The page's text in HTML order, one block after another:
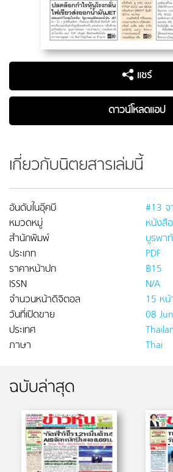
แชร์
ดาวน์โหลดแอป
เกี่ยวกับนิตยสารเล่มนี้
อันดับในอุ๊คบี
#13
หมวดหมู่
หนังสื
สำนักพิมพ์
บูรพา
ประเภท
PDF
ราคาหน้าปก
฿15
ISSN
N/A
จำนวนหน้าดิจิตอล
15 หน้
วันที่เปิดขาย
08
ประเทศ
ภาษา
Thai
ฉบับล่าสุด